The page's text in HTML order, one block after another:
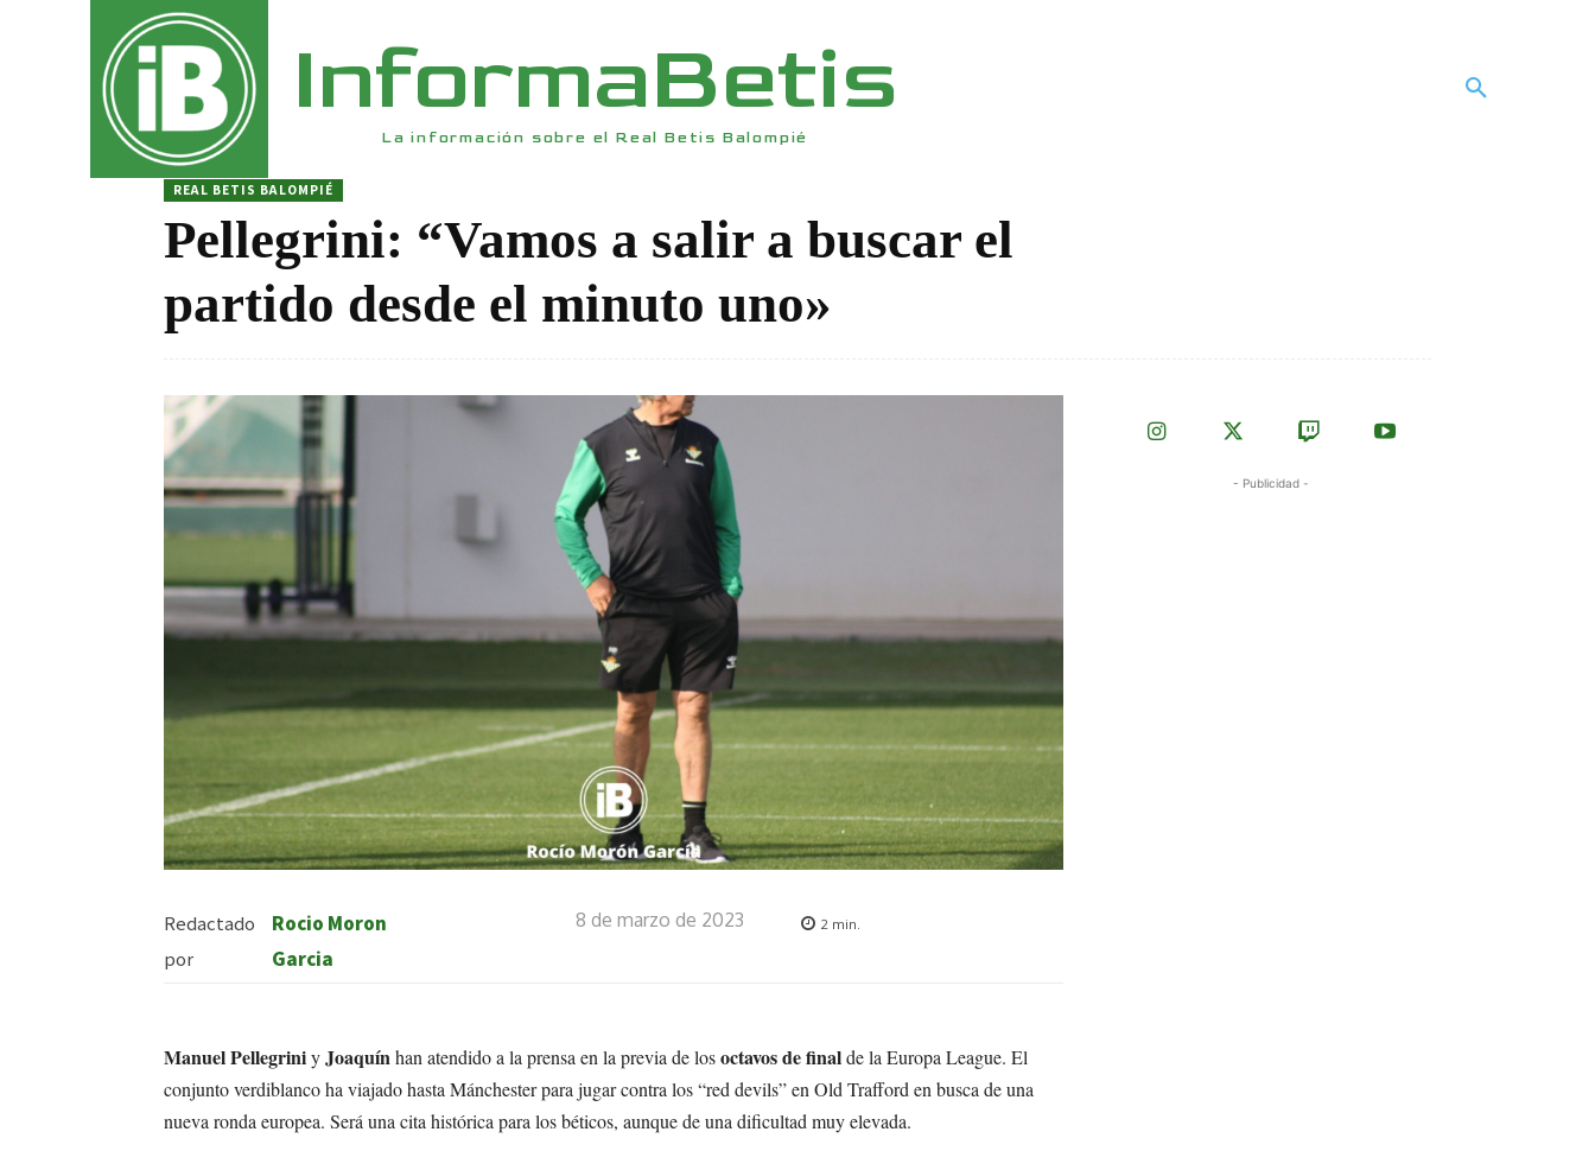
InformaBetis
La información sobre el Real Betis Balompié
REAL BETIS BALOMPIÉ
Pellegrini: “Vamos a salir a buscar el
partido desde el minuto uno»
Redactado
por
Rocio Moron
Garcia
8 de marzo de 2023 2 min.
Manuel PellegriniyJoaquínhan atendido a la prensa en la previa de losoctavos de finalde la Europa League. El
conjunto verdiblanco ha viajado hasta Mánchester para jugar contra los “red devils” en Old Trafford en busca de una
nueva ronda europea. Será una cita histórica para los béticos, aunque de una dificultad muy elevada.
- Publicidad -